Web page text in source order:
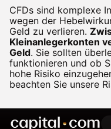
CFDs sind komplexe
wegen der
Geld zu verlieren.
Kleinanlegerkonten
Geld. Sie sollten
funktionieren und ob
hohe Risiko
beachten Sie unsere